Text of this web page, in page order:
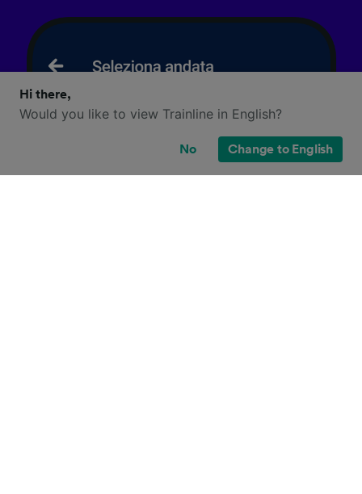
Hi there,
Would you like to view Trainline in English?
No Change to English